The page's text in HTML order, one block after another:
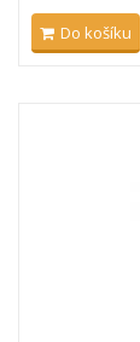
Do košíku